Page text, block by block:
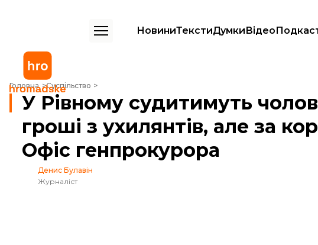
НовиниТекстиДумкиВідео
Головна Суспільство
У Рівному судитимуть чоловіка, який брав гроші з ухилянтів, але за кордон не
У Рівному судитимуть
гроші з ухилянтів, але за
Офіс генпрокурора
Денис Булавін
Журналіст